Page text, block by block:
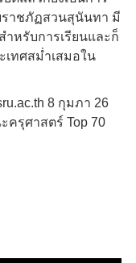
ราชภัฏสวนสุนันทา มี
หรับการเรียนและก็
ทศสม่ำเสมอใน
8 กุมภา 26
ครุศาสตร์ Top 70